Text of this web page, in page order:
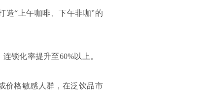
造“上午咖啡、下午非咖”的
锁化率提升至60%以上。
价格敏感人群，在泛饮品市